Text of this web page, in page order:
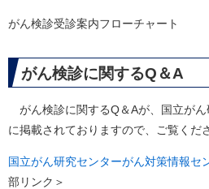
がん検診受診案内フローチャート
がん検診に関するQ＆A
がん検診に関するQ＆Aが、国立が
に掲載されておりますので、ご覧くだ
国立がん研究センターがん対策情報セ
部リンク＞